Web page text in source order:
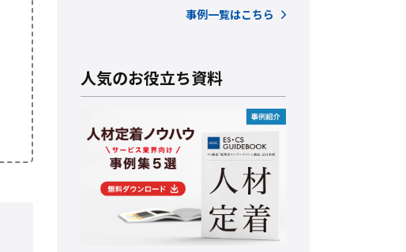
事例一覧はこちら
人気のお役立ち資料